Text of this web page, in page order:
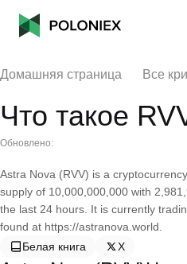
Домашняя страница Все
Что такое
Обновлено:
Astra Nova (RVV) is a
supply of 10,000,000,000 with
the last 24 hours. It is currently
found at https://astranova.world.
Белая книга
X